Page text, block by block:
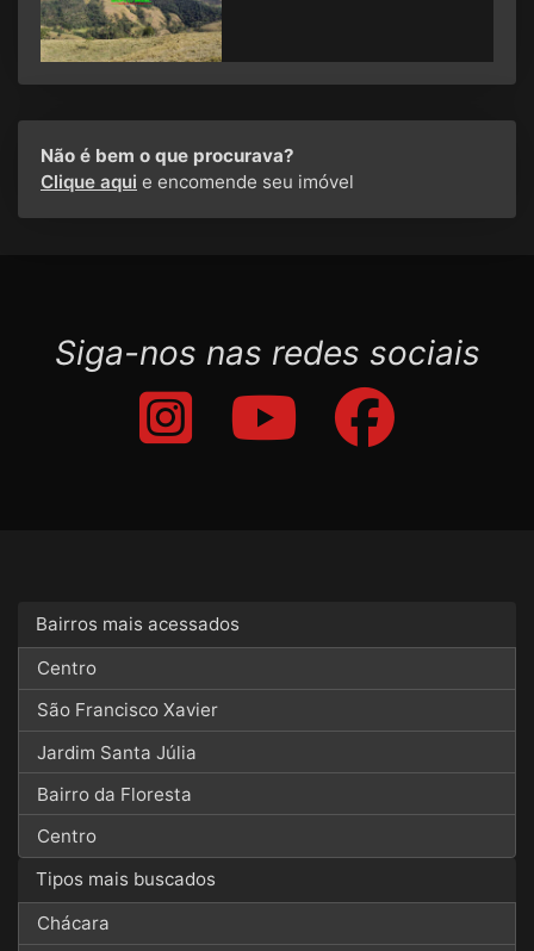
Não é bem o que procurava?
Clique aqui e encomende seu imóvel
Siga-nos nas redes sociais
Bairros mais acessados
Centro
São Francisco Xavier
Jardim Santa Júlia
Bairro da Floresta
Centro
Tipos mais buscados
Chácara